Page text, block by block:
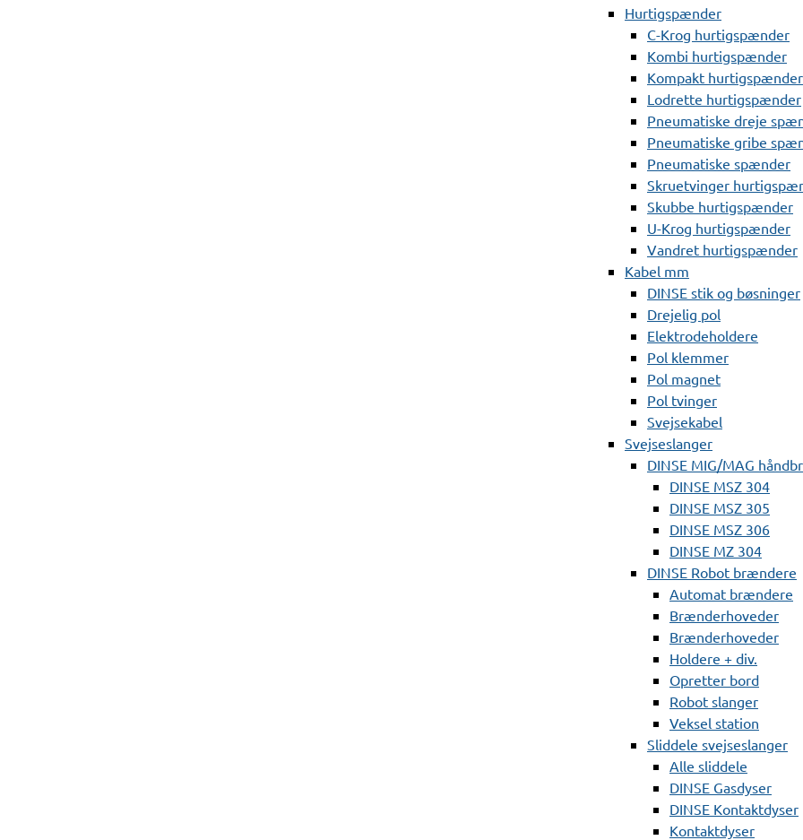
Hurtigspænder
C-Krog hurtigspænder
Kombi hurtigspænder
Kompakt hurtigspænder
Lodrette hurtigspænder
Pneumatiske dreje
Pneumatiske gribe
Pneumatiske spænder
Skruetvinger
Skubbe hurtigspænder
U-Krog hurtigspænder
Vandret hurtigspænder
Kabel mm
DINSE stik og bøsninger
Drejelig pol
Elektrodeholdere
Pol klemmer
Pol magnet
Pol tvinger
Svejsekabel
Svejseslanger
DINSE MIG/MAG
DINSE MSZ 304
DINSE MSZ 305
DINSE MSZ 306
DINSE MZ 304
DINSE Robot brændere
Automat brændere
Brænderhoveder
Brænderhoveder
Holdere + div.
Opretter bord
Robot slanger
Veksel station
Sliddele svejseslanger
Alle sliddele
DINSE Gasdyser
DINSE Kontaktdyser
Kontaktdyser